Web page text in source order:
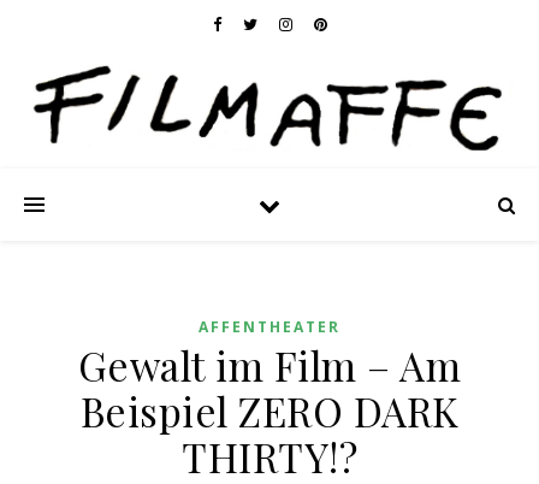
AFFENTHEATER
Gewalt im Film – Am
Beispiel ZERO DARK
THIRTY!?